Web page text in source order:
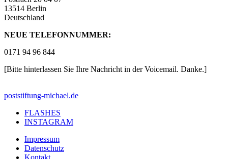
13514 Berlin
Deutschland
NEUE TELEFONNUMMER:
0171 94 96 844
[Bitte hinterlassen Sie Ihre Nachricht in der Voicemail. Danke.]
poststiftung-michael.de
FLASHES
INSTAGRAM
Impressum
Datenschutz
Kontakt